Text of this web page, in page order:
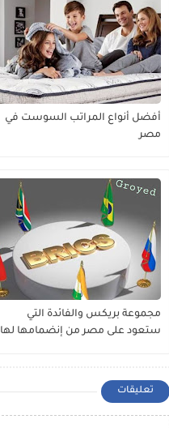
أفضل أنواع المراتب السوست في
مصر
مجموعة بريكس والفائدة التي
ستعود على مصر من إنضمامها لها
تعليقات